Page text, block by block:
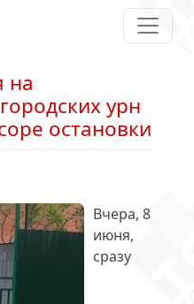
на
урн
остановки
Вчера, 8
июня,
сразу